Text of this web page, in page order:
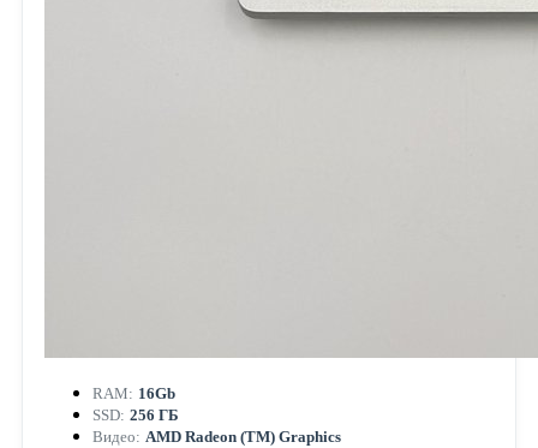
RAM: 16Gb
SSD: 256 ГБ
Видео: AMD Radeon (TM) Graphics